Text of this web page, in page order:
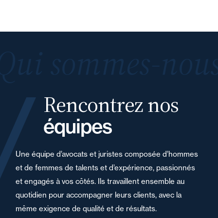
Rencontrez nos
équipes
Une équipe d’avocats et juristes composée d’hommes
et de femmes de talents et d’expérience, passionnés
et engagés à vos côtés. Ils travaillent ensemble au
quotidien pour accompagner leurs clients, avec la
même exigence de qualité et de résultats.